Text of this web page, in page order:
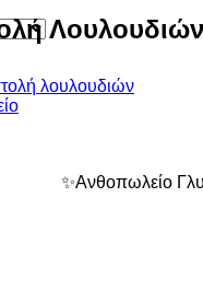
λουλουδιών
✨Ανθοπωλείο